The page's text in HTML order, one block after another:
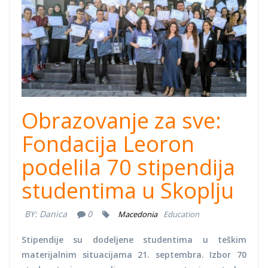
Obrazovanje za sve:
Fondacija Leoron
podelila 70 stipendija
studentima u Skoplju
BY: Danica 0 Macedonia Education
Stipendije su dodeljene studentima u teškim
materijalnim situacijama 21. septembra. Izbor 70